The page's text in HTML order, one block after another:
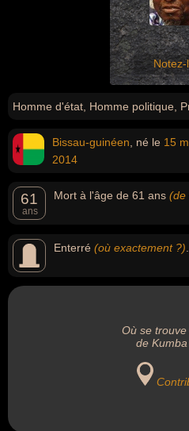
Notez-
Homme d'état, Homme politique,
Bissau-guinéen , né le 15
2014
61
ans
Mort à l'âge de 61 ans (de
Enterré (où exactement ?)
Où se
de